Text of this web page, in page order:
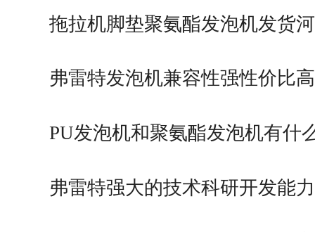
拖拉机脚垫聚氨酯发泡机发货
弗雷特发泡机兼容性强性价比高
PU发泡机和聚氨酯发泡机有什
弗雷特强大的技术科研开发能力